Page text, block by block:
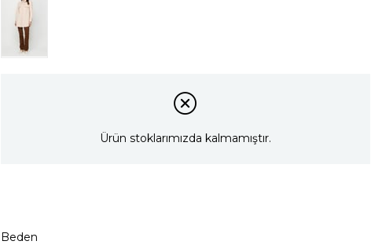
Ürün stoklarımızda kalmamıştır.
Beden